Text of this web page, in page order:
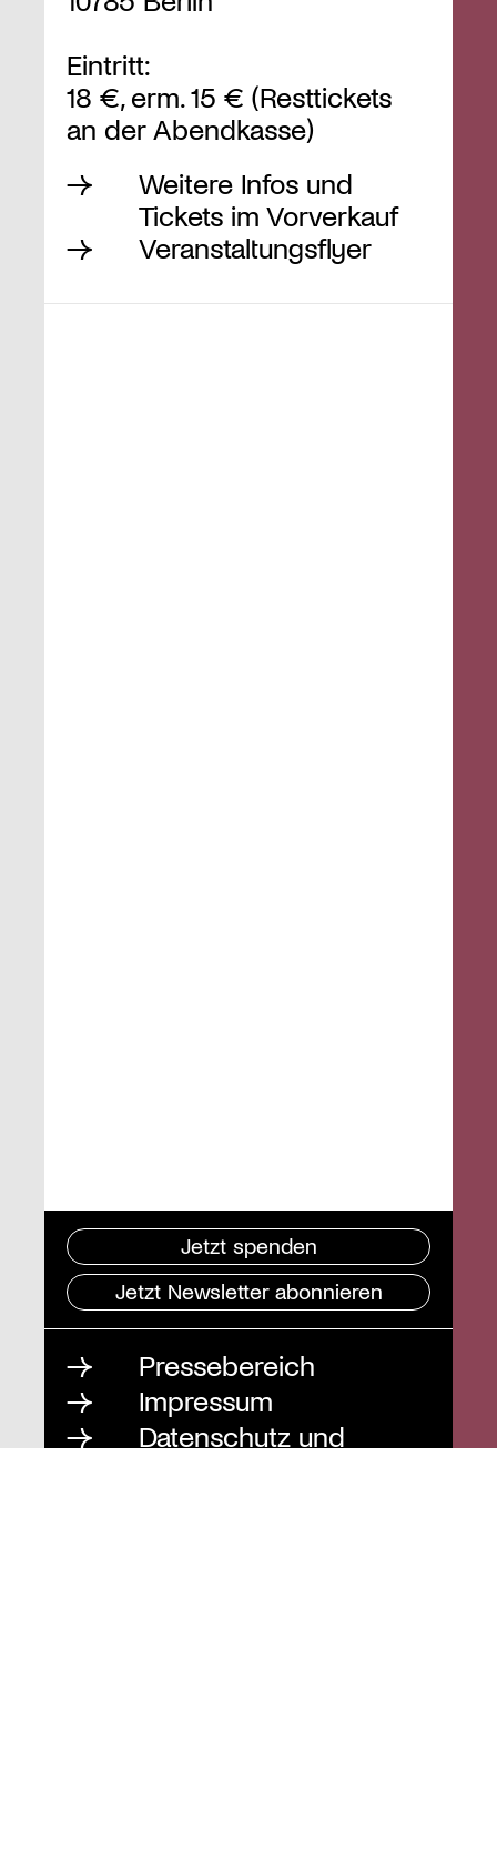
Eintritt:
18 €, erm. 15 € (Resttickets
an der Abendkasse)
Weitere Infos und
Tickets im Vorverkauf
Veranstaltungsflyer
Jetzt spenden
Jetzt Newsletter abonnieren
Pressebereich
Impressum
Datenschutz und